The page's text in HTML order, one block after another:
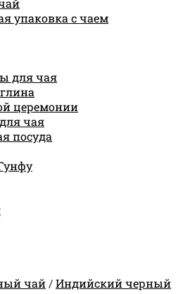
упаковка с чаем
для чая
церемонии
чая
посуда
чай/Индийский черный